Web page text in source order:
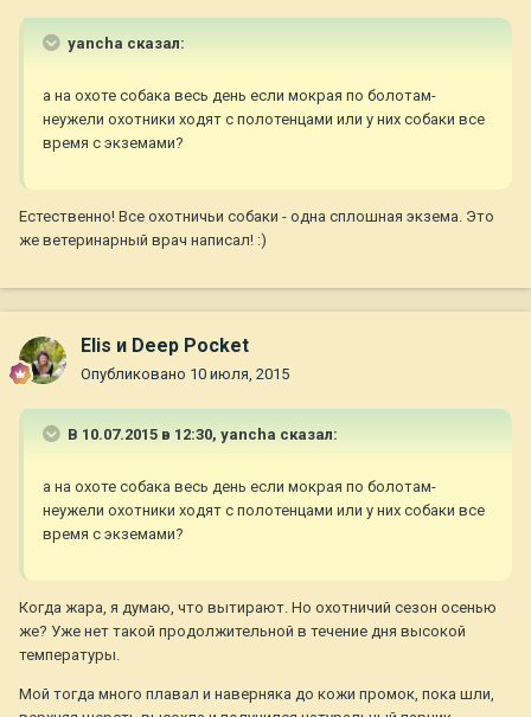
yancha сказал:
а на охоте собака весь день если мокрая по болотам-
неужели охотники ходят с полотенцами или у них собаки все
время с экземами?
Естественно! Все охотничьи собаки - одна сплошная экзема. Это
же ветеринарный врач написал! :)
Elis и Deep Pocket
Опубликовано 10 июля, 2015
В 10.07.2015 в 12:30, yancha сказал:
а на охоте собака весь день если мокрая по болотам-
неужели охотники ходят с полотенцами или у них собаки все
время с экземами?
Когда жара, я думаю, что вытирают. Но охотничий сезон осенью
же? Уже нет такой продолжительной в течение дня высокой
температуры.
Мой тогда много плавал и наверняка до кожи промок, пока шли,